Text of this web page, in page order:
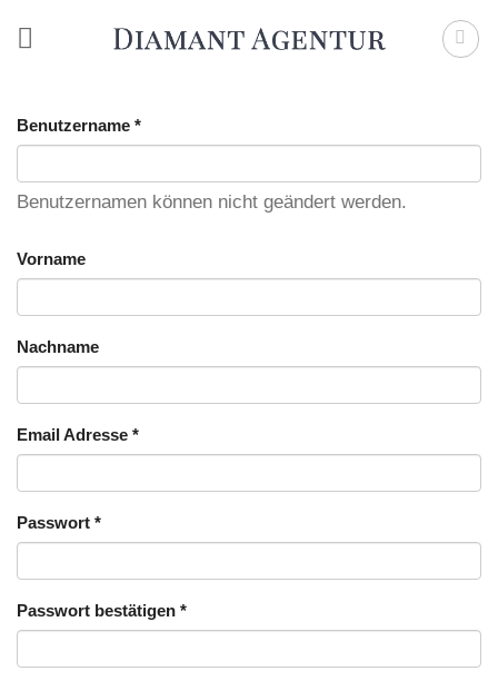
Inhalt
Benutzername *
Benutzernamen können nicht geändert werden.
Vorname
Nachname
Email Adresse *
Passwort *
Passwort bestätigen *